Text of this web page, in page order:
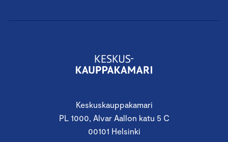
Keskuskauppakamari
PL 1000, Alvar Aallon katu 5 C
00101 Helsinki